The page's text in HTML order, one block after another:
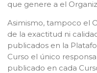
que genere a el
Asimismo, tampoco el
de la exactitud ni
publicados en la
Curso el único
publicado en cada